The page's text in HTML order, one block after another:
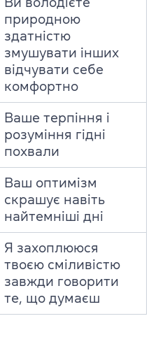
Ви володієте
природною
здатністю
змушувати інших
відчувати себе
комфортно
Ваше терпіння і
розуміння гідні
похвали
Ваш оптимізм
скрашує навіть
найтемніші дні
Я захоплююся
твоєю сміливістю
завжди говорити
те, що думаєш